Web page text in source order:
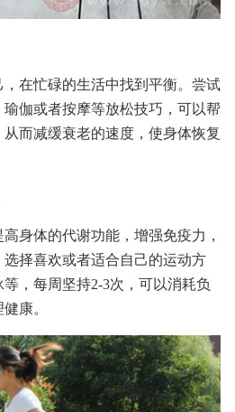
在忙碌的生活中找到平衡。尝试
伽或者按摩等放松技巧，可以帮
而减缓衰老的速度，使身体恢复
身体的代谢功能，增强免疫力，
择喜欢或者适合自己的运动方
，每周坚持2-3次，可以消耗负
康。